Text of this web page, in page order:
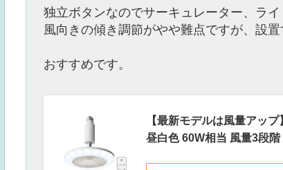
独立ボタンなのでサーキュレーター、ラ
風向きの傾き調節がやや難点ですが、設
おすすめです。
【最新モデルは風量アッ
昼白色 60W相当 風量3段